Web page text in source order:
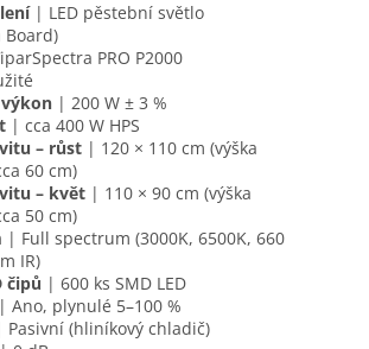
| LED pěstební světlo
Board)
PRO P2000
| 200 W ± 3 %
| cca 400 W HPS
– růst | 120 × 110 cm (výška
60 cm)
– květ | 110 × 90 cm (výška
50 cm)
| Full spectrum (3000K, 6500K, 660
IR)
čipů | 600 ks SMD LED
plynulé 5–100 %
(hliníkový chladič)